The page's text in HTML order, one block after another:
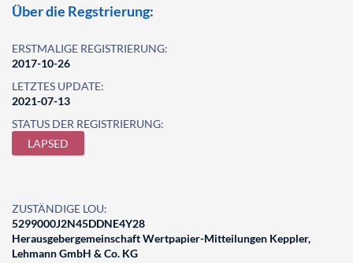
Über die Regstrierung:
ERSTMALIGE REGISTRIERUNG:
2017-10-26
LETZTES UPDATE:
2021-07-13
STATUS DER REGISTRIERUNG:
LAPSED
ZUSTÄNDIGE LOU:
5299000J2N45DDNE4Y28
Herausgebergemeinschaft Wertpapier-Mitteilungen Keppler,
Lehmann GmbH & Co. KG